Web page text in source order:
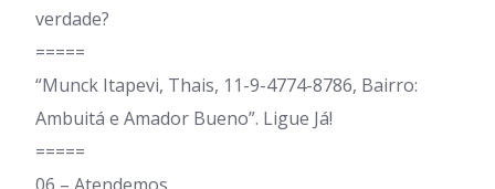
verdade?
=====
“Munck Itapevi, Thais, 11-9-4774-8786, Bairro:
Ambuitá e Amador Bueno”. Ligue Já!
=====